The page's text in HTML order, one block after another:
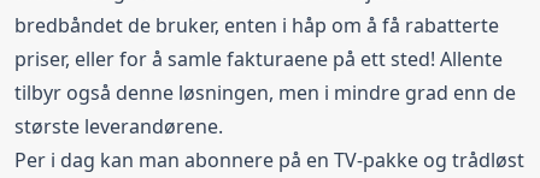
bredbåndet de bruker, enten i håp om å få rabatterte
priser, eller for å samle fakturaene på ett sted! Allente
tilbyr også denne løsningen, men i mindre grad enn de
største leverandørene.
Per i dag kan man abonnere på en TV-pakke og trådløst